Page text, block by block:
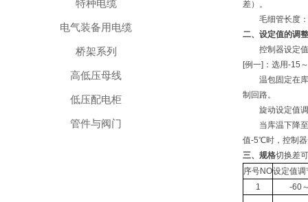
特种电缆
电气装备用电缆
桥架系列
高低压母线
低压配电柜
管件与阀门
差）。
毛细管长度：1
二、设定值的调整
控制器设定值
[例一]：选用-15
温包固定在库
制回路。
旋动设定值调
当库温下降至-
值-5℃时，控制器
三、规格切换差
序号NO设定值
1
-60